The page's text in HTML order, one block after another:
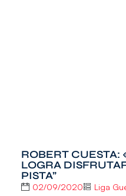
ROBERT CUESTA:
LOGRA
PISTA”
02/09/2020 Liga